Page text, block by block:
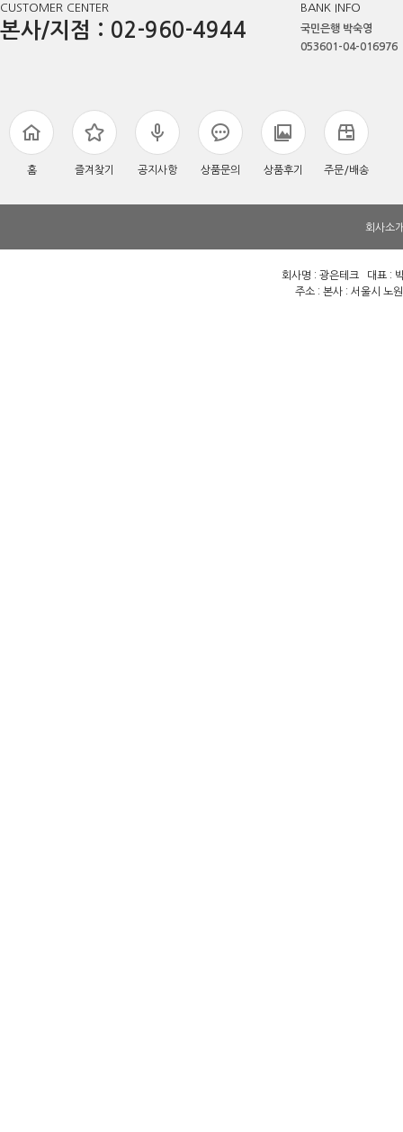
CUSTOMER CENTER
본사/지점 : 02-960-4944
BANK INFO
국민은행 박숙영
053601-04-016976
홈 즐겨찾기 공지사항 상품문의 상품후기 주문/배송
회사소
회사명 : 광은테크 대표 :
주소 : 본사 : 서울시